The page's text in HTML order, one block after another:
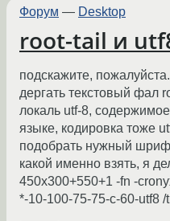
Форум — Desktop
root-tail и
подскажите,
дергать текстовый фал
локаль utf-8,
языке, кодировка тоже
подобрать нужный
какой именно взять, я
450x300+550+1 -fn -
*-10-100-75-75-c-60-utf8 /